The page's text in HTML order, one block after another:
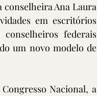
conselheira Ana Laura
em escritórios
federais
um novo modelo de
Nacional, a